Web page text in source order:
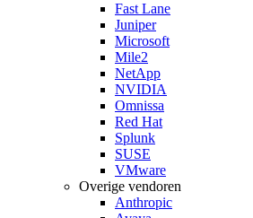
Fast Lane
Juniper
Microsoft
Mile2
NetApp
NVIDIA
Omnissa
Red Hat
Splunk
SUSE
VMware
Overige vendoren
Anthropic